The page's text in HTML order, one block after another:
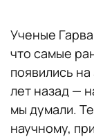
Ученые
что самые
появились
лет назад —
мы думали.
научному,